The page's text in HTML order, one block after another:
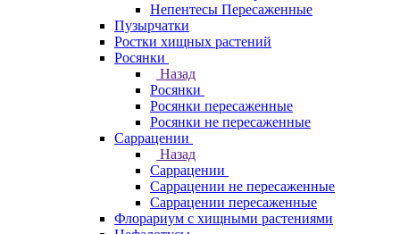
Непентесы Пересаженные
Пузырчатки
Ростки хищных растений
Росянки
Назад
Росянки
Росянки пересаженные
Росянки не пересаженные
Саррацении
Назад
Саррацении
Саррацении не пересаженные
Саррацении пересаженные
Флорариум с хищными растениями